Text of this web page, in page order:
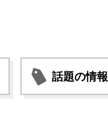
話題の情報